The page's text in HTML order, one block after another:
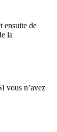
ensuite de
la
vous n’avez